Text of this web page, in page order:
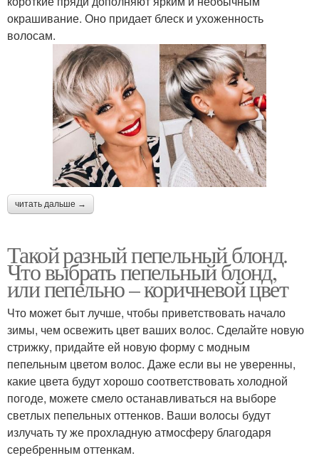
окрашивание. Оно придает блеск и ухоженность
волосам.
читать дальше →
Такой разный пепельный блонд.
Что выбрать пепельный блонд,
или пепельно – коричневой цвет
Что может быт лучше, чтобы приветствовать начало
зимы, чем освежить цвет ваших волос. Сделайте новую
стрижку, придайте ей новую форму с модным
пепельным цветом волос. Даже если вы не уверенны,
какие цвета будут хорошо соответствовать холодной
погоде, можете смело останавливаться на выборе
светлых пепельных оттенков. Ваши волосы будут
излучать ту же прохладную атмосферу благодаря
серебренным оттенкам.